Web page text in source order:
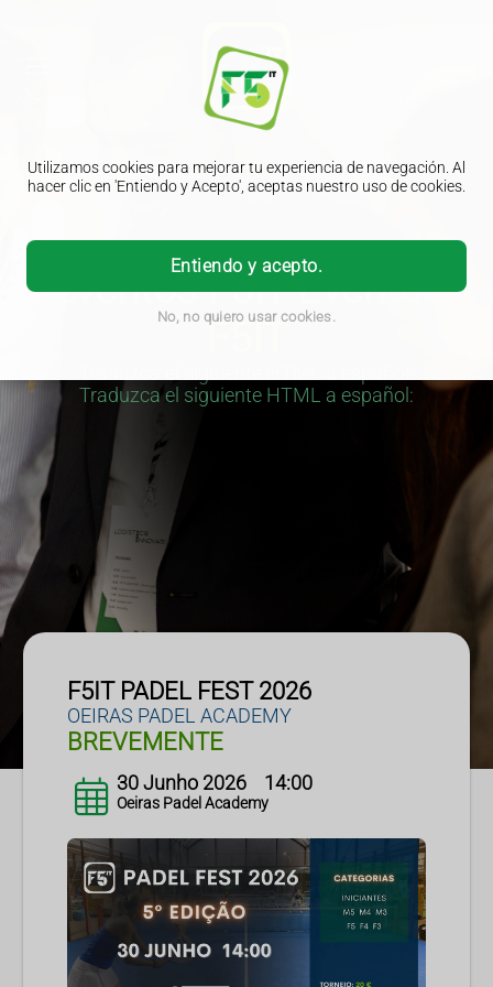
Utilizamos cookies para mejorar tu experiencia de navegación. Al
hacer clic en 'Entiendo y Acepto', aceptas nuestro uso de cookies.
Entiendo y acepto.
No, no quiero usar cookies.
Eventos F5IT Eventos
F5IT
Traduzca el siguiente HTML a español:
F5IT PADEL FEST 2026
OEIRAS PADEL ACADEMY
BREVEMENTE
30 Junho 2026    14:00
Oeiras Padel Academy